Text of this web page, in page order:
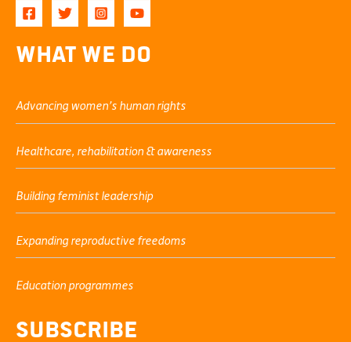
What We Do
Advancing women’s human rights
Healthcare, rehabilitation & awareness
Building feminist leadership
Expanding reproductive freedoms
Education programmes
Subscribe